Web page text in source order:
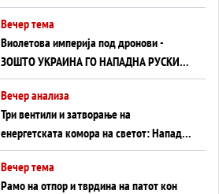
Вечер тема
Виолетова империја под дронови -
ЗОШТО УКРАИНА ГО НАПАДНА РУСКИОТ
WILDBERRIES
Вечер анализа
Три вентили и затворање на
енергетската комора на светот: Нападот
во Суец најавува глобален енергетски
инфаркт?
Вечер тема
Рамо на отпор и тврдина на патот кон